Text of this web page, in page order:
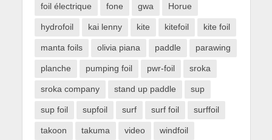
foil électrique fone gwa Horue
hydrofoil kai lenny kite kitefoil kite foil
manta foils olivia piana paddle parawing
planche pumping foil pwr-foil sroka
sroka company stand up paddle sup
sup foil supfoil surf surf foil surffoil
takoon takuma video windfoil